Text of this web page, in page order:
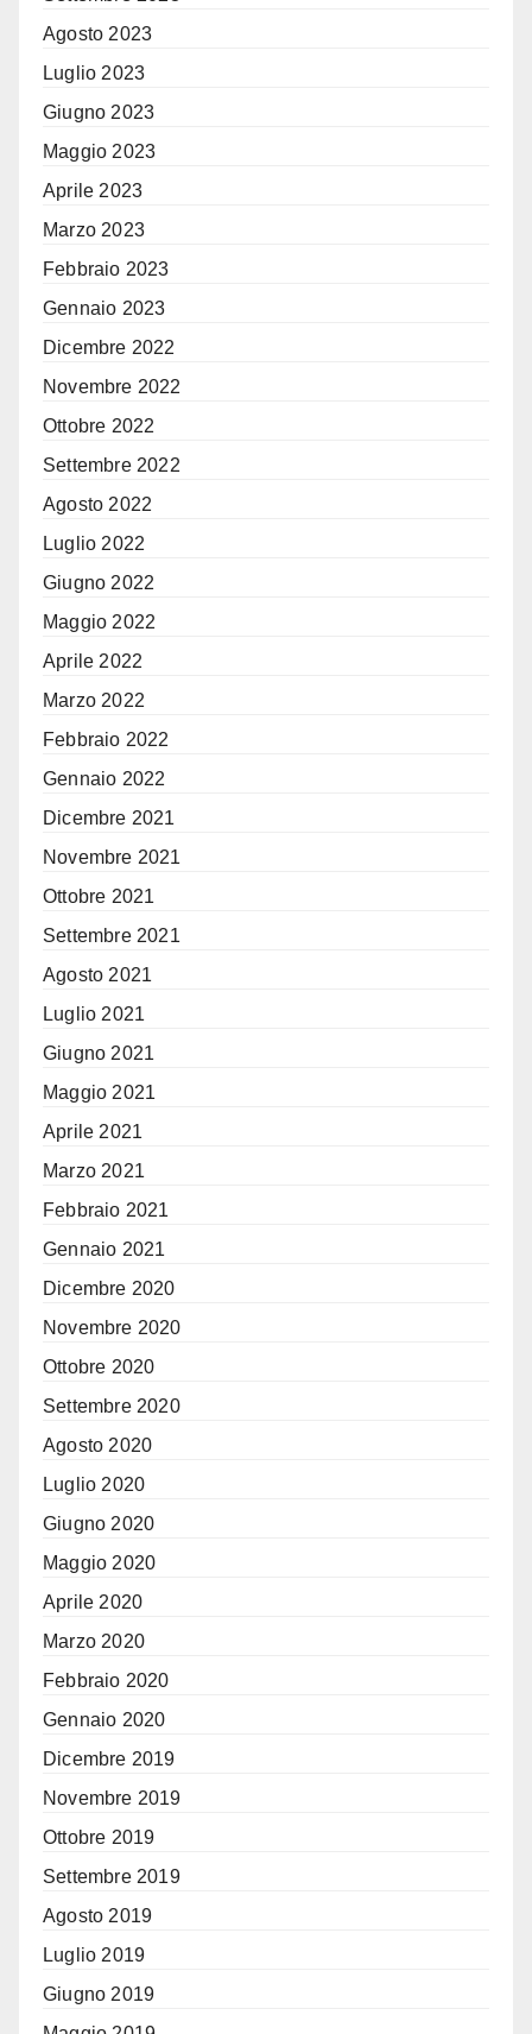
Agosto 2023
Luglio 2023
Giugno 2023
Maggio 2023
Aprile 2023
Marzo 2023
Febbraio 2023
Gennaio 2023
Dicembre 2022
Novembre 2022
Ottobre 2022
Settembre 2022
Agosto 2022
Luglio 2022
Giugno 2022
Maggio 2022
Aprile 2022
Marzo 2022
Febbraio 2022
Gennaio 2022
Dicembre 2021
Novembre 2021
Ottobre 2021
Settembre 2021
Agosto 2021
Luglio 2021
Giugno 2021
Maggio 2021
Aprile 2021
Marzo 2021
Febbraio 2021
Gennaio 2021
Dicembre 2020
Novembre 2020
Ottobre 2020
Settembre 2020
Agosto 2020
Luglio 2020
Giugno 2020
Maggio 2020
Aprile 2020
Marzo 2020
Febbraio 2020
Gennaio 2020
Dicembre 2019
Novembre 2019
Ottobre 2019
Settembre 2019
Agosto 2019
Luglio 2019
Giugno 2019